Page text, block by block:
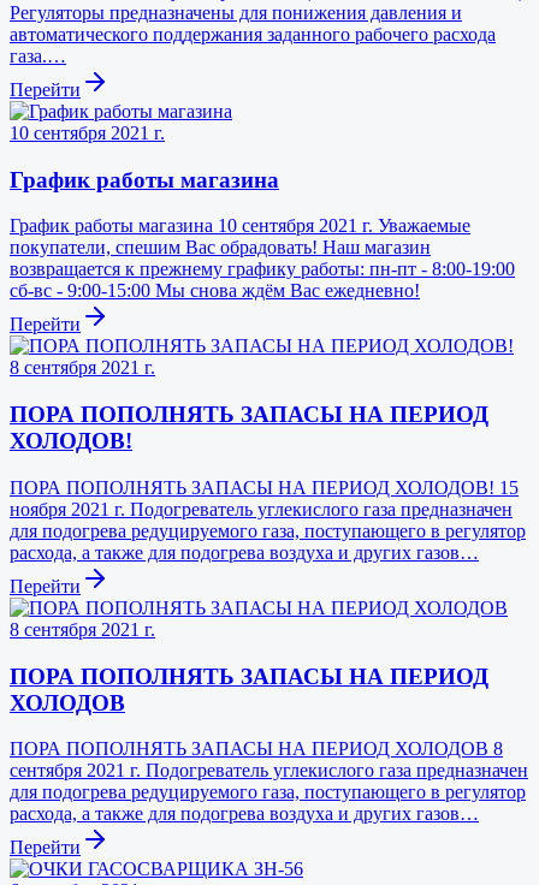
Регуляторы предназначены для понижения давления и
автоматического поддержания заданного рабочего расхода
газа.…
Перейти
10 сентября 2021 г.
График работы магазина
График работы магазина 10 сентября 2021 г. Уважаемые
покупатели, спешим Вас обрадовать! Наш магазин
возвращается к прежнему графику работы: пн-пт - 8:00-19:00
сб-вс - 9:00-15:00 Мы снова ждём Вас ежедневно!
Перейти
8 сентября 2021 г.
ПОРА ПОПОЛНЯТЬ ЗАПАСЫ НА ПЕРИОД
ХОЛОДОВ!
ПОРА ПОПОЛНЯТЬ ЗАПАСЫ НА ПЕРИОД ХОЛОДОВ! 15
ноября 2021 г. Подогреватель углекислого газа предназначен
для подогрева редуцируемого газа, поступающего в регулятор
расхода, а также для подогрева воздуха и других газов…
Перейти
8 сентября 2021 г.
ПОРА ПОПОЛНЯТЬ ЗАПАСЫ НА ПЕРИОД
ХОЛОДОВ
ПОРА ПОПОЛНЯТЬ ЗАПАСЫ НА ПЕРИОД ХОЛОДОВ 8
сентября 2021 г. Подогреватель углекислого газа предназначен
для подогрева редуцируемого газа, поступающего в регулятор
расхода, а также для подогрева воздуха и других газов…
Перейти